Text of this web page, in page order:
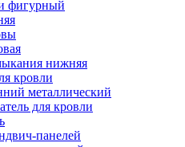
фигурный
нижняя
кровли
металлический
для кровли
панелей